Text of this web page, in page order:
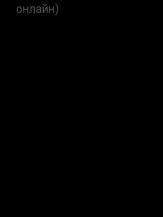
онлайн)